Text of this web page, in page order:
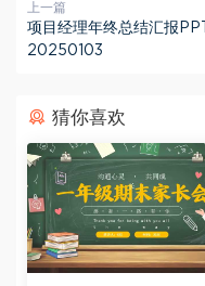
上一篇
项目经理年终总结汇报
20250103
猜你喜欢